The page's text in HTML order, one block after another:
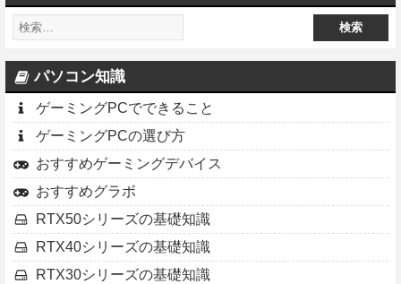
パソコン知識
ゲーミングPCでできること
ゲーミングPCの選び方
おすすめゲーミングデバイス
おすすめグラボ
RTX50シリーズの基礎知識
RTX40シリーズの基礎知識
RTX30シリーズの基礎知識